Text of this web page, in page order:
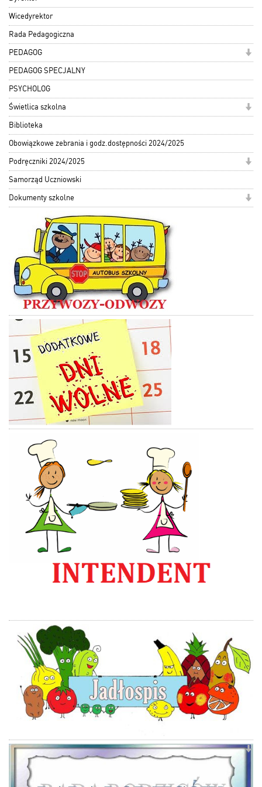
Wicedyrektor
Rada Pedagogiczna
PEDAGOG
PEDAGOG SPECJALNY
PSYCHOLOG
Świetlica szkolna
Biblioteka
Obowiązkowe zebrania i godz.dostępności 2024/2025
Podręczniki 2024/2025
Samorząd Uczniowski
Dokumenty szkolne